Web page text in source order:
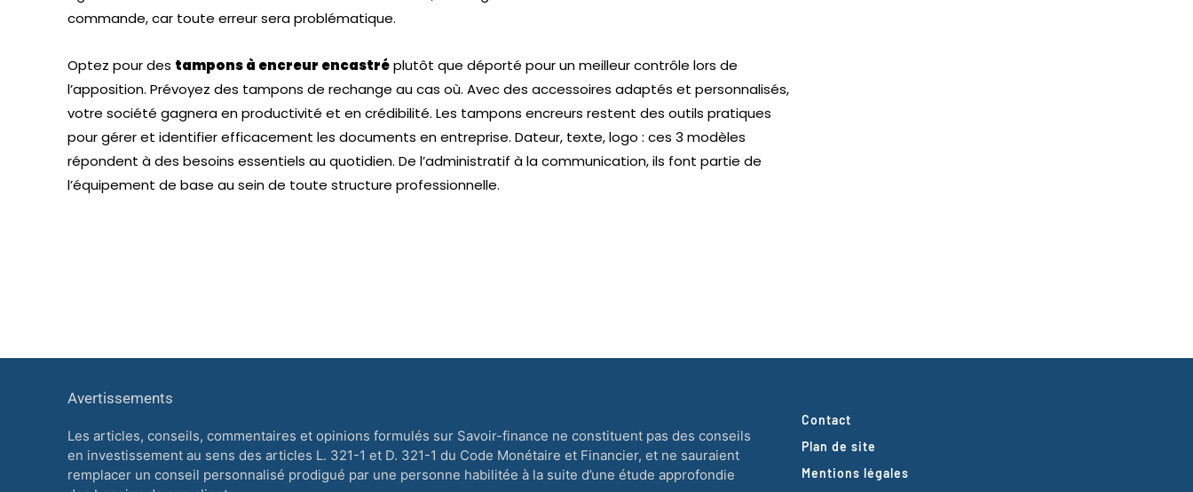
commande, car toute erreur sera problématique.
Optez pour des tampons à encreur encastréplutôt que déporté pour un meilleur contrôle lors de
l’apposition. Prévoyez des tampons de rechange au cas où. Avec des accessoires adaptés et personnalisés,
votre société gagnera en productivité et en crédibilité. Les tampons encreurs restent des outils pratiques
pour gérer et identifier efficacement les documents en entreprise. Dateur, texte, logo : ces 3 modèles
répondent à des besoins essentiels au quotidien. De l’administratif à la communication, ils font partie de
l’équipement de base au sein de toute structure professionnelle.
Avertissements
Les articles, conseils, commentaires et opinions formulés sur Savoir-finance ne constituent pas des conseils
en investissement au sens des articles L. 321-1 et D. 321-1 du Code Monétaire et Financier, et ne sauraient
remplacer un conseil personnalisé prodigué par une personne habilitée à la suite d’une étude approfondie
Contact
Plan de site
Mentions légales